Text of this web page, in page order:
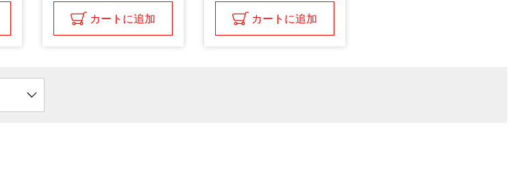
カートに追加 カートに追加